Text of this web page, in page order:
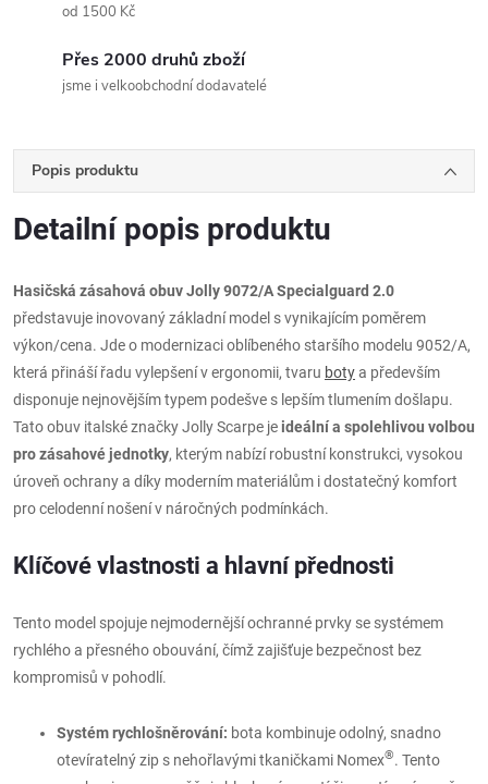
od 1500 Kč
Přes 2000 druhů zboží
jsme i velkoobchodní dodavatelé
Popis produktu
Detailní popis produktu
Hasičská zásahová obuv Jolly 9072/A Specialguard 2.0
představuje inovovaný základní model s vynikajícím poměrem
výkon/cena. Jde o modernizaci oblíbeného staršího modelu 9052/A,
která přináší řadu vylepšení v ergonomii, tvaru botya především
disponuje nejnovějším typem podešve s lepším tlumením došlapu.
Tato obuv italské značky Jolly Scarpe je ideální a spolehlivou volbou
pro zásahové jednotky, kterým nabízí robustní konstrukci, vysokou
úroveň ochrany a díky moderním materiálům i dostatečný komfort
pro celodenní nošení v náročných podmínkách.
Klíčové vlastnosti a hlavní přednosti
Tento model spojuje nejmodernější ochranné prvky se systémem
rychlého a přesného obouvání, čímž zajišťuje bezpečnost bez
kompromisů v pohodlí.
Systém rychlošněrování: bota kombinuje odolný, snadno
otevíratelný zip s nehořlavými tkaničkami Nomex®. Tento